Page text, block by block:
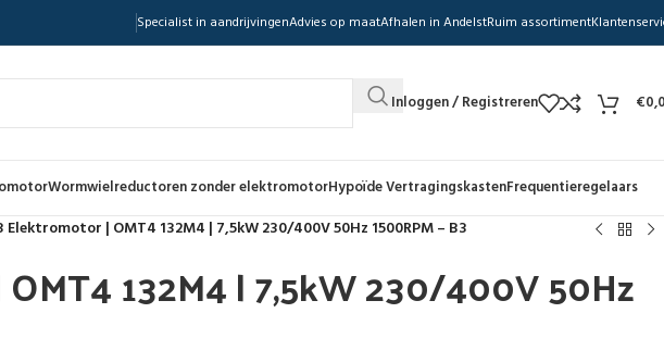
Specialist in aandrijvingenAdvies op maatAfhalen in AndelstRuim assortiment
Inloggen / Registreren €
Wormwielreductoren zonder elektromotorHypoïde VertragingskastenFrequentieregelaars
Elektromotor | OMT4 132M4 | 7,5kW 230/400V 50Hz 1500RPM – B3
132M4 | 7,5kW 230/400V 50Hz